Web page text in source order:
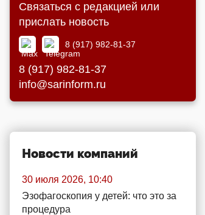
Связаться с редакцией или
прислать новость
8 (917) 982-81-37
8 (917) 982-81-37
info@sarinform.ru
Новости компаний
30 июля 2026, 10:40
Эзофагоскопия у детей: что это за
процедура